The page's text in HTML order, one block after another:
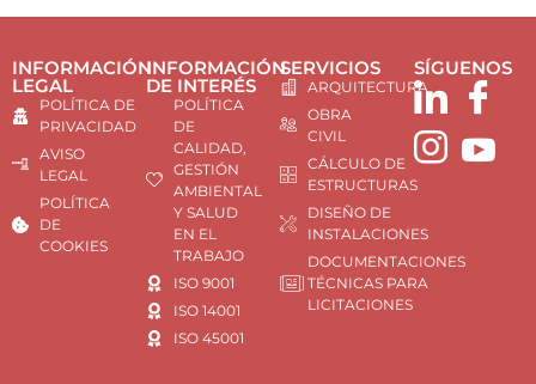
INFORMACIÓN
LEGAL
POLÍTICA DE
PRIVACIDAD
AVISO
LEGAL
POLÍTICA
DE
COOKIES
INFORMACIÓN
DE INTERÉS
POLÍTICA
DE
CALIDAD,
GESTIÓN
AMBIENTAL
Y SALUD
EN EL
TRABAJO
ISO 9001
ISO 14001
ISO 45001
SERVICIOS
ARQUITECTURA
OBRA
CIVIL
CÁLCULO DE
ESTRUCTURAS
DISEÑO DE
INSTALACIONES
DOCUMENTACIONES
TÉCNICAS PARA
LICITACIONES
SÍGUENOS